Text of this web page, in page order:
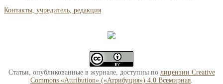
Контакты, учредитель, редакция
Статьи, опубликованные в журнале, доступны по лицензии Creative
Commons «Attribution» («Атрибуция») 4.0 Всемирная.